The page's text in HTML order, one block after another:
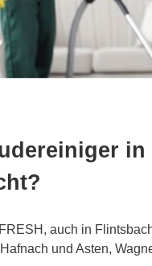
auch in
und Asten,